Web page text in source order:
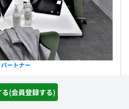
エージェント開発と、能力向上
に強みを持っています。
は技術力だけでなく、エンジニ
するマネジメントスタイルにあ
のではなく、明確な目標設定と
、
(会員登録する)
ートナー
します。 スキルチェック結果を見